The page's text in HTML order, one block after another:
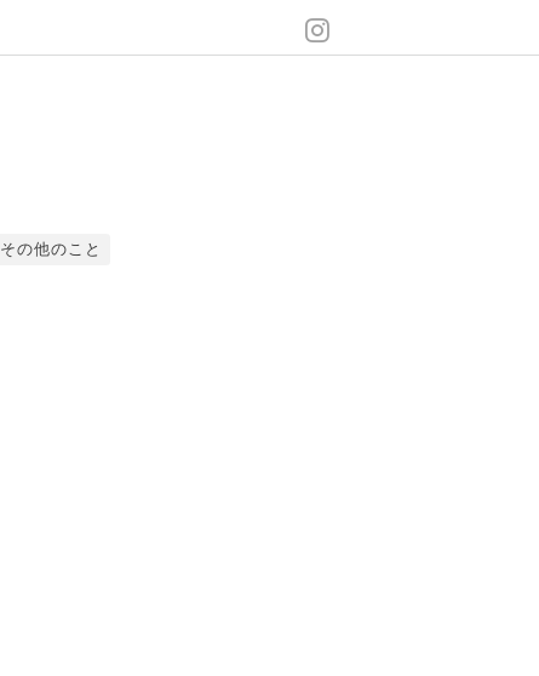
その他のこと